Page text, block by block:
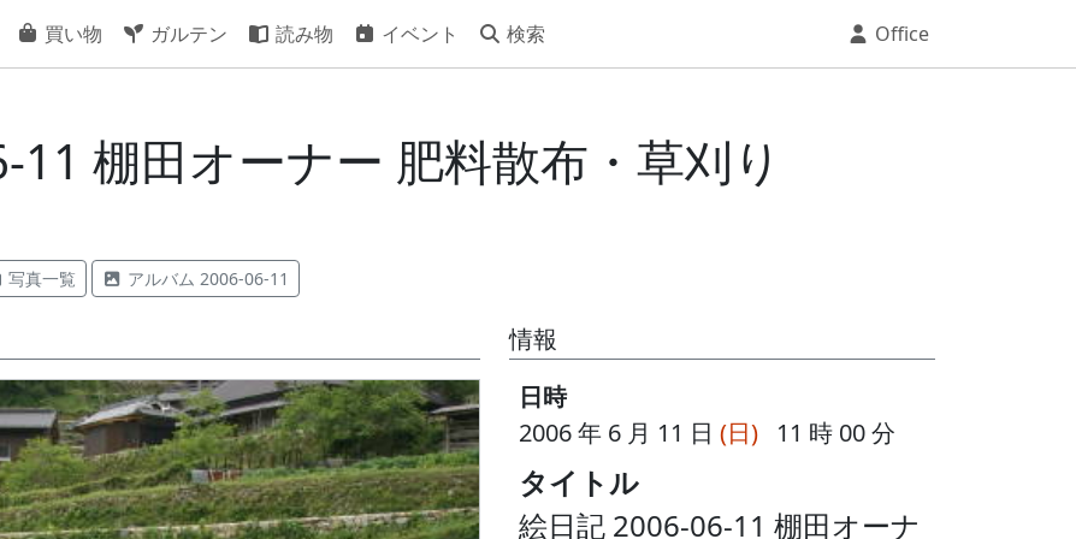
買い物 ガルテン 読み物 イベント 検索 Office
棚田オーナー 肥料散布・草刈り
写真一覧 アルバム 2006-06-11
情報
日時
2006 年 6 月 11 日 (日) 11 時 00 分
タイトル
絵日記 2006-06-11 棚田オーナ